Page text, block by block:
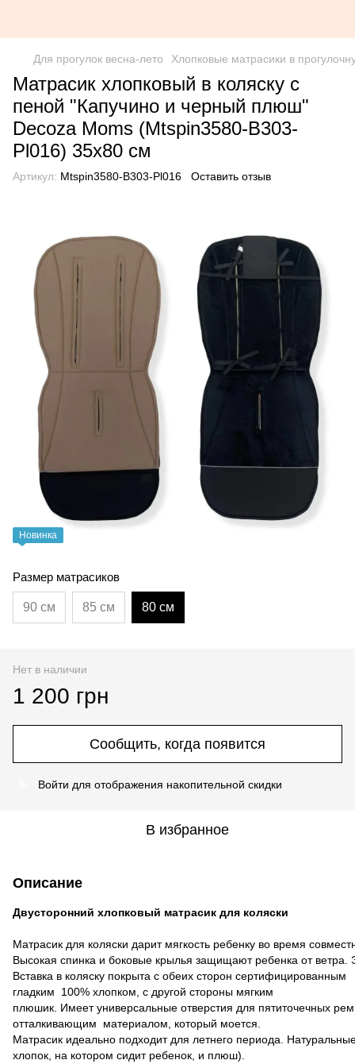
Для прогулок весна-лето Хлопковые матрасики в
Матрасик хлопковый в коляску с
пеной "Капучино и черный плюш"
Decoza Moms (Mtspin3580-В303-
Pl016) 35х80 см
Артикул: Mtspin3580-В303-Pl016 Оставить отзыв
Новинка
Размер матрасиков
90 см 85 см 80 см
Нет в наличии
1 200 грн
Сообщить, когда появится
Войти для отображения накопительной скидки
В избранное
Описание
Двусторонний хлопковый матрасик для коляски
Матрасик для коляски дарит мягкость ребенку во время
Высокая спинка и боковые крылья защищают ребенка от
Вставка в коляску покрыта с обеих сторон сертифицированным
гладким 100% хлопком, с другой стороны мягким
плюшик. Имеет универсальные отверстия для пятиточечных
отталкивающим материалом, который моется.
Матрасик идеально подходит для летнего периода.
хлопок, на котором сидит ребенок, и плюш).